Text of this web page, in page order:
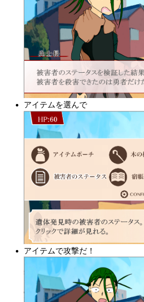
アイテムを選んで
アイテムで攻撃だ！